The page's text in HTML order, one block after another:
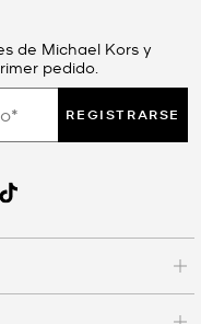
de Michael Kors y
pedido.
REGISTRARSE